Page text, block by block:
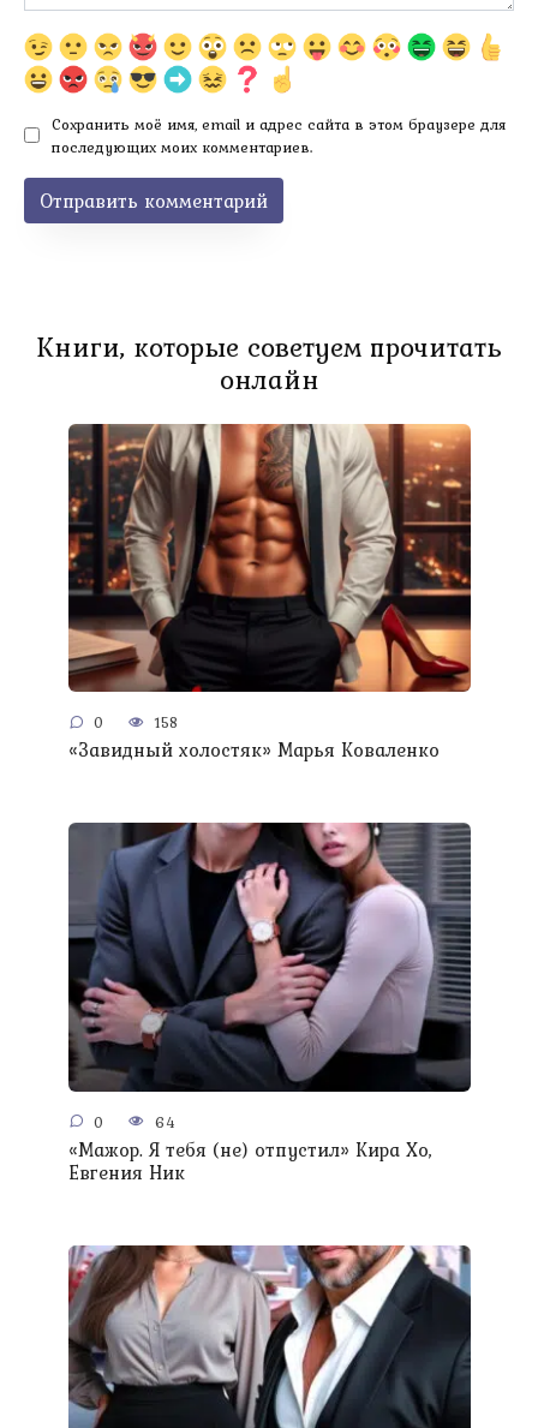
Сохранить моё имя, email и адрес сайта в этом браузере для
последующих моих комментариев.
Книги, которые советуем прочитать
онлайн
0 158
«Завидный холостяк» Марья Коваленко
0 64
«Мажор. Я тебя (не) отпустил» Кира Хо,
Евгения Ник